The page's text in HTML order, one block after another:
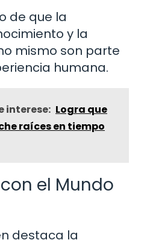
de que la
y la
mismo son parte
humana.
interese: Logra que
raíces en tiempo
el Mundo
destaca la